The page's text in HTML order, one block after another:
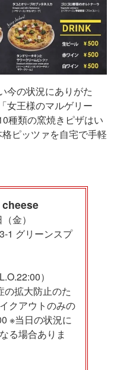
今の状況にありがた
女王様のマルゲリー
種類の窯焼きピザはい
ピッツァを自宅で手軽
金）
1 グリーンスプ
）
の拡大防止のた
クアウトのみの
※当日の状況に
る場合ありま